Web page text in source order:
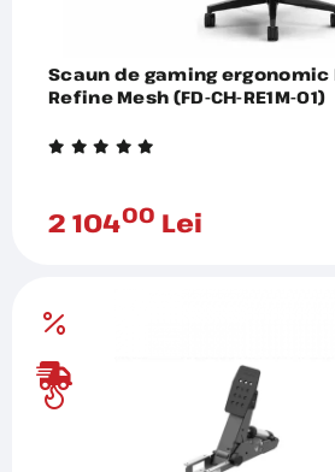
Scaun de gaming
Refine Mesh (FD-CH-RE1M-01)
2 10400 Lei